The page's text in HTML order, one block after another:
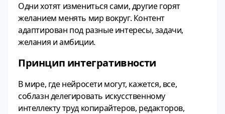
Одни хотят измениться сами, другие горят
желанием менять мир вокруг. Контент
адаптирован под разные интересы, задачи,
желания и амбиции.
Принцип интегративности
В мире, где нейросети могут, кажется, все,
соблазн делегировать искусственному
интеллекту труд копирайтеров, редакторов,